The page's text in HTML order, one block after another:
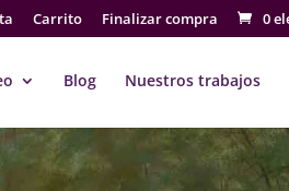
Carrito Finalizar compra 0
Blog Nuestros trabajos